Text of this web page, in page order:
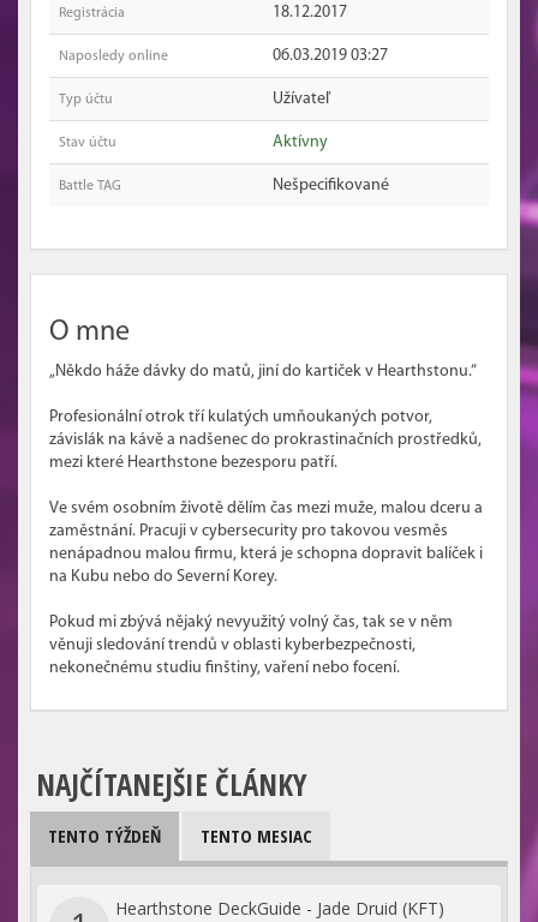
Registrácia 18.12.2017
Naposledy online 06.03.2019 03:27
Typ účtu Užívateľ
Stav účtu Aktívny
Battle TAG Nešpecifikované
O mne
„Někdo háže dávky do matů, jiní do kartiček v Hearthstonu.“
Profesionální otrok tří kulatých umňoukaných potvor,
závislák na kávě a nadšenec do prokrastinačních prostředků,
mezi které Hearthstone bezesporu patří.
Ve svém osobním životě dělím čas mezi muže, malou dceru a
zaměstnání. Pracuji v cybersecurity pro takovou vesměs
nenápadnou malou firmu, která je schopna dopravit balíček i
na Kubu nebo do Severní Korey.
Pokud mi zbývá nějaký nevyužitý volný čas, tak se v něm
věnuji sledování trendů v oblasti kyberbezpečnosti,
nekonečnému studiu finštiny, vaření nebo focení.
NAJČÍTANEJŠIE ČLÁNKY
TENTO TÝŽDEŇ TENTO MESIAC
Hearthstone DeckGuide - Jade Druid (KFT)